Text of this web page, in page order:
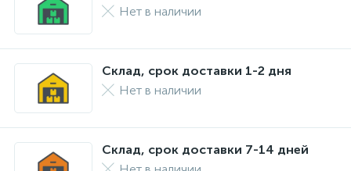
Нет в наличии
Склад, срок доставки 1-2 дня
Нет в наличии
Склад, срок доставки 7-14 дней